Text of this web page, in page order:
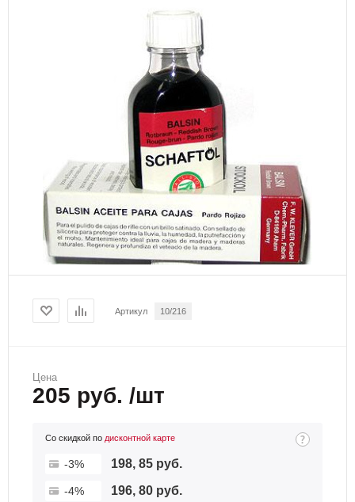
Артикул 10/216
Цена
205 руб. /шт
Со скидкой по дисконтной карте
-3% 198, 85 руб.
-4% 196, 80 руб.